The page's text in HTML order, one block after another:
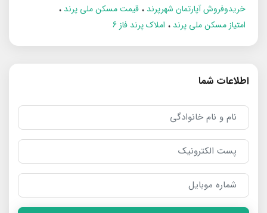
خریدوفروش آپارتمان شهرپرند
قیمت مسکن ملی پرند
امتیاز مسکن ملی پرند
املاک پرند فاز 6
اطلاعات شما